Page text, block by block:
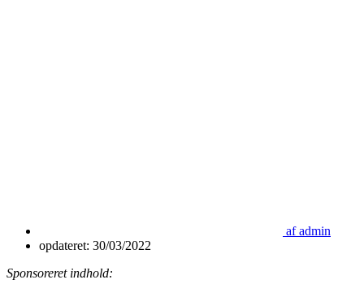
afadmin
opdateret: 30/03/2022
Sponsoreret indhold: